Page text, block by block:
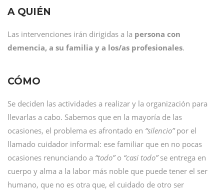
A QUIÉN
Las intervenciones irán dirigidas a la persona con
demencia, a su familia y a los/as profesionales.
CÓMO
Se deciden las actividades a realizar y la organización para
llevarlas a cabo. Sabemos que en la mayoría de las
ocasiones, el problema es afrontado en “silencio”por el
llamado cuidador informal: ese familiar que en no pocas
ocasiones renunciando a “todo”o “casi todo”se entrega en
cuerpo y alma a la labor más noble que puede tener el ser
humano, que no es otra que, el cuidado de otro ser